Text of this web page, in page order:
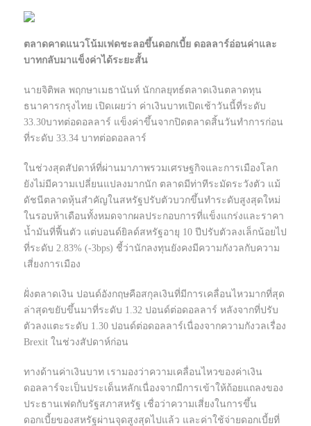
ตลาดคาดแนวโน้มเฟดชะลอขึ้นดอกเบี้ย ดอลลาร์อ่อนค่าและ
บาทกลับมาแข็งค่าได้ระยะสั้น
นายจิติพล พฤกษาเมธานันท์ นักกลยุทธ์ตลาดเงินตลาดทุน
ธนาคารกรุงไทย เปิดเผยว่า ค่าเงินบาทเปิดเช้าวันนี้ที่ระดับ
33.30บาทต่อดอลลาร์ แข็งค่าขึ้นจากปิดตลาดสิ้นวันทำการก่อน
ที่ระดับ 33.34 บาทต่อดอลลาร์
ในช่วงสุดสัปดาห์ที่ผ่านมาภาพรวมเศรษฐกิจและการเมืองโลก
ยังไม่มีความเปลี่ยนแปลงมากนัก ตลาดมีท่าทีระมัดระวังตัว แม้
ดัชนีตลาดหุ้นสำคัญในสหรัฐปรับตัวบวกขึ้นทำระดับสูงสุดใหม่
ในรอบห้าเดือนทั้งหมดจากผลประกอบการที่แข็งแกร่งและราคา
น้ำมันที่ฟื้นตัว แต่บอนด์ยิลด์สหรัฐอายุ 10 ปีปรับตัวลงเล็กน้อยไป
ที่ระดับ 2.83% (-3bps) ชี้ว่านักลงทุนยังคงมีความกังวลกับความ
เสี่ยงการเมือง
ฝั่งตลาดเงิน ปอนด์อังกฤษคือสกุลเงินที่มีการเคลื่อนไหวมากที่สุด
ล่าสุดขยับขึ้นมาที่ระดับ 1.32 ปอนด์ต่อดอลลาร์ หลังจากที่ปรับ
ตัวลงแตะระดับ 1.30 ปอนด์ต่อดอลลาร์เนื่องจากความกังวลเรื่อง
Brexit ในช่วงสัปดาห์ก่อน
ทางด้านค่าเงินบาท เรามองว่าความเคลื่อนไหวของค่าเงิน
ดอลลาร์จะเป็นประเด็นหลักเนื่องจากมีการเข้าให้ถ้อยแถลงของ
ประธานเฟดกับรัฐสภาสหรัฐ เชื่อว่าความเสี่ยงในการขึ้น
ดอกเบี้ยของสหรัฐผ่านจุดสูงสุดไปแล้ว และค่าใช้จ่ายดอกเบี้ยที่